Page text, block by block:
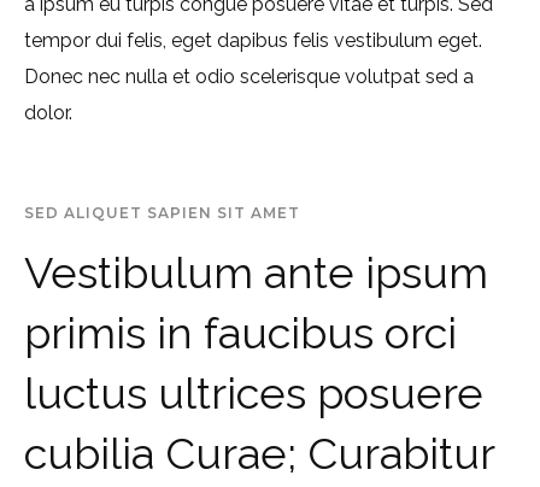
tempor dui felis, eget dapibus felis vestibulum eget.
Donec nec nulla et odio scelerisque volutpat sed a
dolor.
SED ALIQUET SAPIEN SIT AMET
Vestibulum ante ipsum
primis in faucibus orci
luctus ultrices posuere
cubilia Curae; Curabitur